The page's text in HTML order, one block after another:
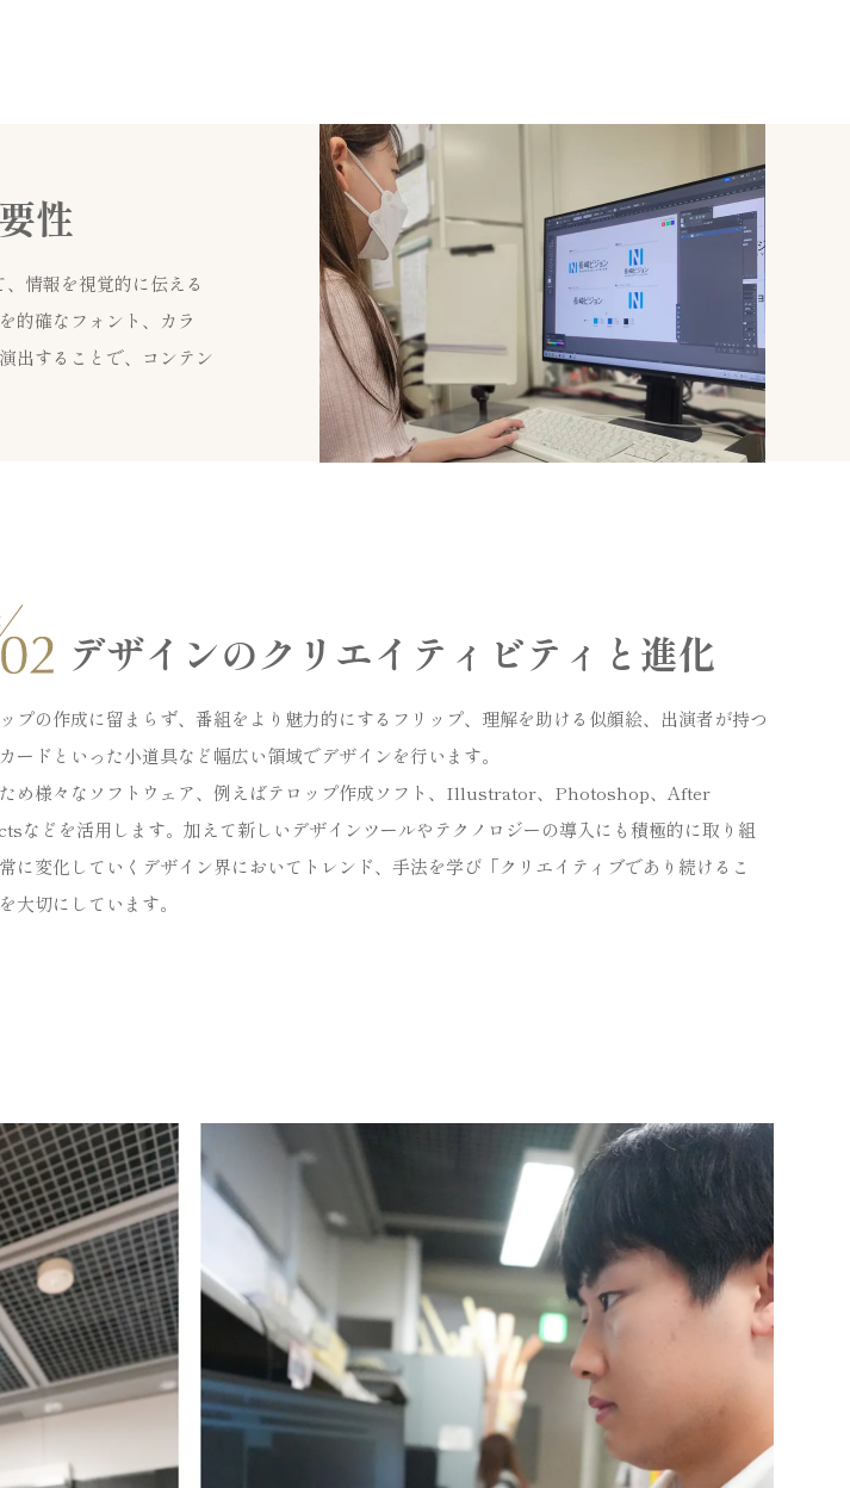
性
情報を視覚的に伝える
的確なフォント、カラ
出することで、コンテン
デザインのクリエイティビティと進化
プの作成に留まらず、番組をより魅力的にするフリップ、理解を助ける似顔絵、出演者が持つ
ードといった小道具など幅広い領域でデザインを行います。
め様々なソフトウェア、例えばテロップ作成ソフト、Illustrator、Photoshop、After
などを活用します。加えて新しいデザインツールやテクノロジーの導入にも積極的に取り組
に変化していくデザイン界においてトレンド、手法を学び「クリエイティブであり続けるこ
大切にしています。